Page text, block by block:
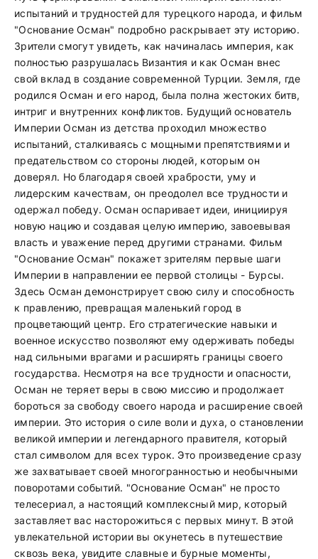
испытаний и трудностей для турецкого народа, и фильм
"Основание Осман" подробно раскрывает эту историю.
Зрители смогут увидеть, как начиналась империя, как
полностью разрушалась Византия и как Осман внес
свой вклад в создание современной Турции. Земля, где
родился Осман и его народ, была полна жестоких битв,
интриг и внутренних конфликтов. Будущий основатель
Империи Осман из детства проходил множество
испытаний, сталкиваясь с мощными препятствиями и
предательством со стороны людей, которым он
доверял. Но благодаря своей храбрости, уму и
лидерским качествам, он преодолел все трудности и
одержал победу. Осман оспаривает идеи, инициируя
новую нацию и создавая целую империю, завоевывая
власть и уважение перед другими странами. Фильм
"Основание Осман" покажет зрителям первые шаги
Империи в направлении ее первой столицы - Бурсы.
Здесь Осман демонстрирует свою силу и способность
к правлению, превращая маленький город в
процветающий центр. Его стратегические навыки и
военное искусство позволяют ему одерживать победы
над сильными врагами и расширять границы своего
государства. Несмотря на все трудности и опасности,
Осман не теряет веры в свою миссию и продолжает
бороться за свободу своего народа и расширение своей
империи. Это история о силе воли и духа, о становлении
великой империи и легендарного правителя, который
стал символом для всех турок. Это произведение сразу
же захватывает своей многогранностью и необычными
поворотами событий. "Основание Осман" не просто
телесериал, а настоящий комплексный мир, который
заставляет вас насторожиться с первых минут. В этой
увлекательной истории вы окунетесь в путешествие
сквозь века, увидите славные и бурные моменты,